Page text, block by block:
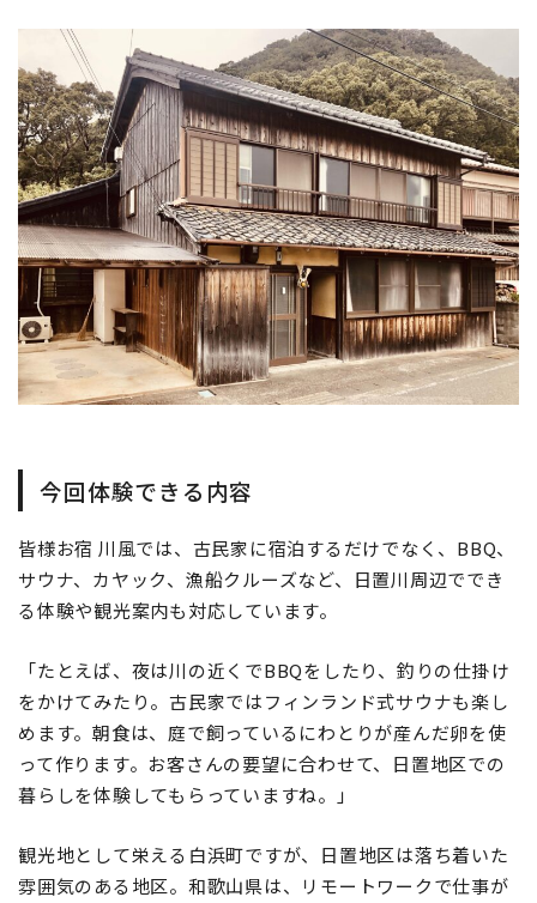
今回体験できる内容
皆様お宿 川風では、古民家に宿泊するだけでなく、BBQ、
サウナ、カヤック、漁船クルーズなど、日置川周辺ででき
る体験や観光案内も対応しています。
「たとえば、夜は川の近くでBBQをしたり、釣りの仕掛け
をかけてみたり。古民家ではフィンランド式サウナも楽し
めます。朝食は、庭で飼っているにわとりが産んだ卵を使
って作ります。お客さんの要望に合わせて、日置地区での
暮らしを体験してもらっていますね。」
観光地として栄える白浜町ですが、日置地区は落ち着いた
雰囲気のある地区。和歌山県は、リモートワークで仕事が